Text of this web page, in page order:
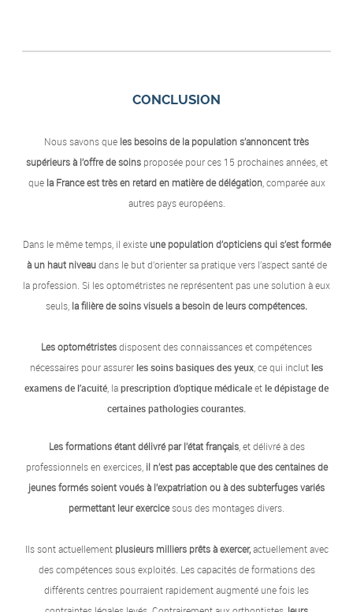
CONCLUSION
Nous savons que les besoins de la population s’annoncent très
supérieurs à l’offre de soinsproposée pour ces 15 prochaines années, et
que la France est très en retard en matière de délégation, comparée aux
autres pays européens.
Dans le même temps, il existe une population d’opticiens qui s’est formée
à un haut niveaudans le but d’orienter sa pratique vers l’aspect santé de
la profession. Si les optométristes ne représentent pas une solution à eux
seuls, la filière de soins visuels a besoin de leurs compétences.
Les optométristesdisposent des connaissances et compétences
nécessaires pour assurerles soins basiques des yeux, ce qui inclutles
examens de l’acuité, laprescription d’optique médicaleetle dépistage de
certaines pathologies courantes.
Les formations étant délivré par l’état français, et délivré à des
professionnels en exercices,il n’est pas acceptable que des centaines de
jeunes formés soient voués à l’expatriation ou à des subterfuges variés
permettant leur exercicesous des montages divers.
Ils sont actuellement plusieurs milliers prêts à exercer,actuellement avec
des compétences sous exploités. Les capacités de formations des
différents centres pourraient rapidement augmenté une fois les